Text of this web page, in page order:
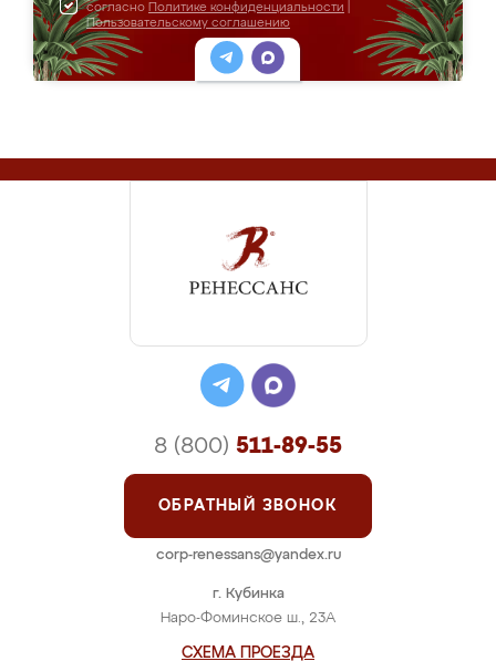
согласно Политике конфиденциальности
Пользовательскому соглашению
г. Кубинка
Наро-Фоминское ш., 23А
СХЕМА ПРОЕЗДА
8 (800) 511-89-55
ОБРАТНЫЙ ЗВОНОК
corp-renessans@yandex.ru